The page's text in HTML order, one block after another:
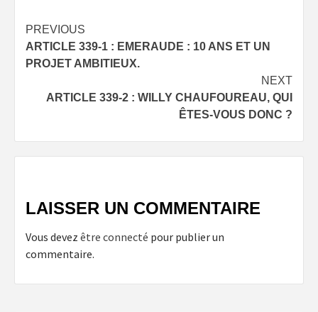
Post
navigation
PREVIOUS
ARTICLE 339-1 : EMERAUDE : 10 ANS ET UN
PROJET AMBITIEUX.
NEXT
ARTICLE 339-2 : WILLY CHAUFOUREAU, QUI
ÊTES-VOUS DONC ?
LAISSER UN COMMENTAIRE
Vous devez être connecté pour publier un
commentaire.